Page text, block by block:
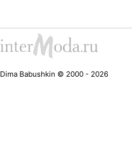
Dima Babushkin © 2000 - 2026